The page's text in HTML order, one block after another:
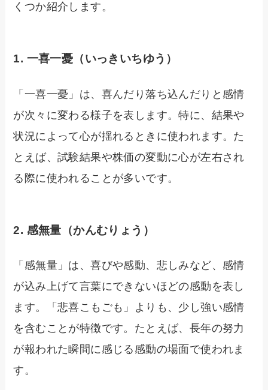
くつか紹介します。
1. 一喜一憂（いっきいちゆう）
「一喜一憂」は、喜んだり落ち込んだりと感情
が次々に変わる様子を表します。特に、結果や
状況によって心が揺れるときに使われます。た
とえば、試験結果や株価の変動に心が左右され
る際に使われることが多いです。
2. 感無量（かんむりょう）
「感無量」は、喜びや感動、悲しみなど、感情
が込み上げて言葉にできないほどの感動を表し
ます。「悲喜こもごも」よりも、少し強い感情
を含むことが特徴です。たとえば、長年の努力
が報われた瞬間に感じる感動の場面で使われま
す。